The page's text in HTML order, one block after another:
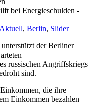
bei Energieschulden -
Aktuell, Berlin, Slider
der Berliner
russischen Angriffskriegs
sind.
die ihre
Einkommen bezahlen